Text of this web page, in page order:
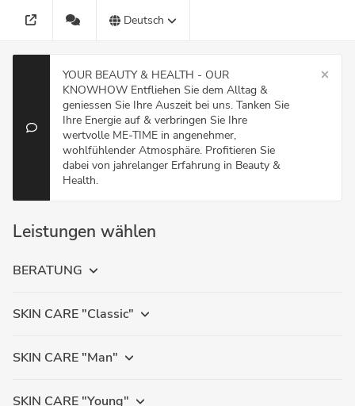
Deutsch
YOUR BEAUTY & HEALTH - OUR
KNOWHOW Entfliehen Sie dem Alltag &
geniessen Sie Ihre Auszeit bei uns. Tanken Sie
Ihre Energie auf & verbringen Sie Ihre
wertvolle ME-TIME in angenehmer,
wohlfühlender Atmosphäre. Profitieren Sie
dabei von jahrelanger Erfahrung in Beauty &
Health.
Leistungen wählen
BERATUNG
SKIN CARE "Classic"
SKIN CARE "Man"
SKIN CARE "Young"